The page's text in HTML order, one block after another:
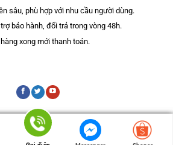
sâu, phù hợp với nhu cầu người dùng.
bảo hành, đổi trả trong vòng 48h.
xong mới thanh toán.